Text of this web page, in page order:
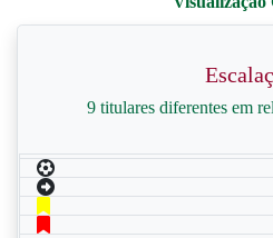
9 titulares diferentes em